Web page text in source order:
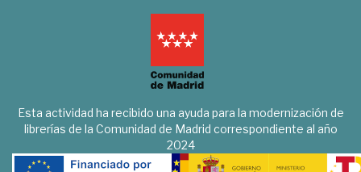
Esta actividad ha recibido una ayuda para la modernización de
librerías de la Comunidad de Madrid correspondiente al año
2024